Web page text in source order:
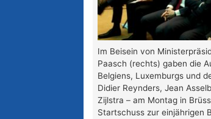
Im Beisein von
Paasch (rechts) gaben die
Belgiens, Luxemburgs und
Didier Reynders, Jean
Zijlstra – am Montag in
Startschuss zur einjährigen